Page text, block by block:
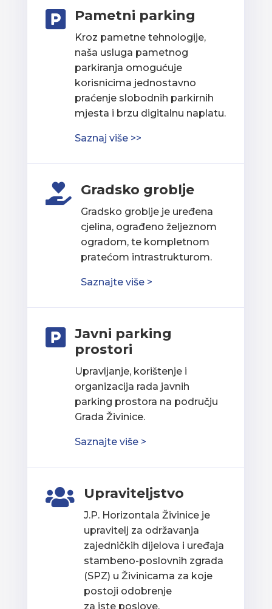
 Pametni parking
Kroz pametne tehnologije,
naša usluga pametnog
parkiranja omogućuje
korisnicima jednostavno
praćenje slobodnih parkirnih
mjesta i brzu digitalnu naplatu.
Saznaj više >>
 Gradsko groblje
Gradsko groblje je uređena
cjelina, ograđeno željeznom
ogradom, te kompletnom
pratećom intrastrukturom.
Saznajte više >

Javni parking
prostori
Upravljanje, korištenje i
organizacija rada javnih
parking prostora na području
Grada Živinice.
Saznajte više >
 Upraviteljstvo
J.P. Horizontala Živinice je
upravitelj za održavanja
zajedničkih dijelova i uređaja
stambeno-poslovnih zgrada
(SPZ) u Živinicama za koje
postoji odobrenje
za iste poslove.